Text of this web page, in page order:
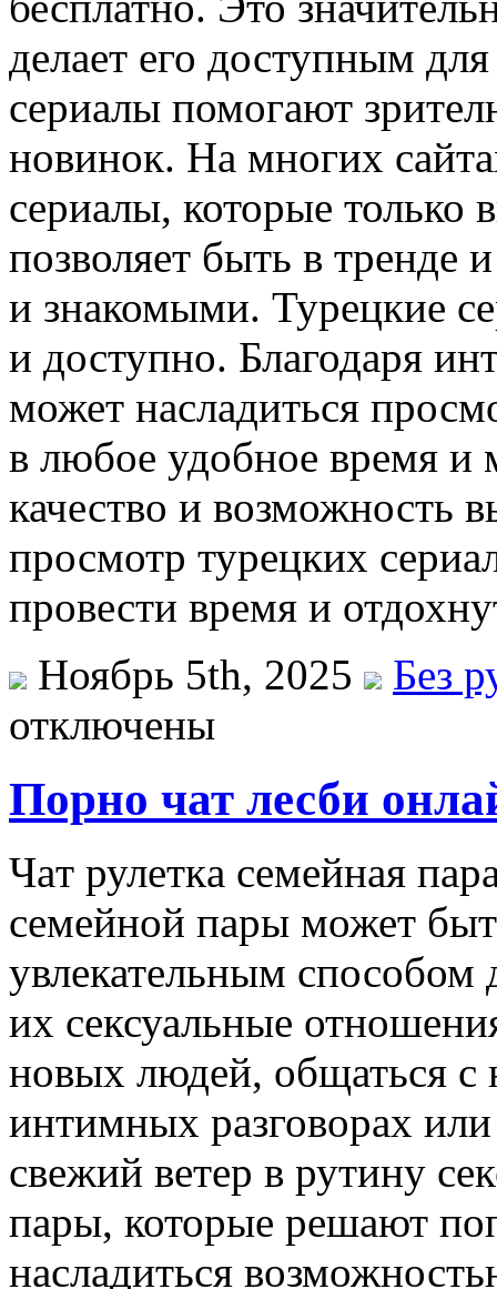
делает его доступным
сериалы помогают
новинок. На многих
сериалы, которые
позволяет быть в тренде
и знакомыми. Турецкие
и доступно. Благодаря
может насладиться
в любое удобное время и
качество и возможность
просмотр турецких
провести время и
Ноябрь 5th, 2025
Без
отключены
Порно чат лесби
Чaт рулeткa сeмeйнaя
семейной пары может
увлекательным способом
их сексуальные
новых людей, общаться с
интимных разговорах
свежий ветер в рутину
пары, которые решают
насладиться